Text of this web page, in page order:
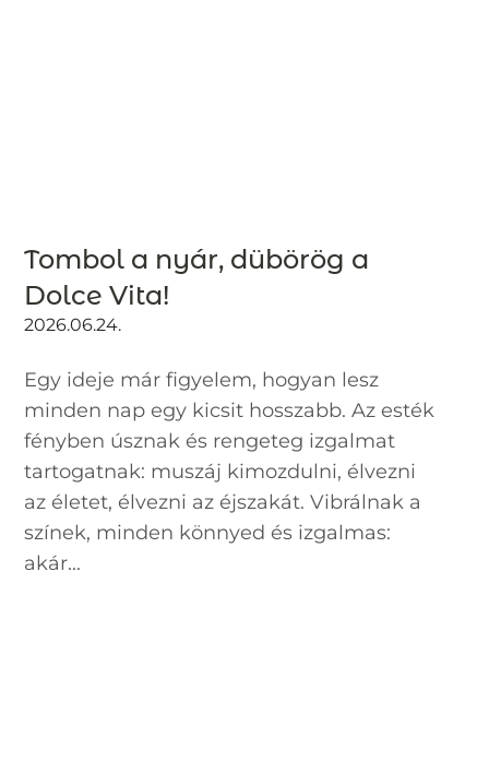
Tombol a nyár, dübörög a
Dolce Vita!
2026.06.24.
Egy ideje már figyelem, hogyan lesz
minden nap egy kicsit hosszabb. Az esték
fényben úsznak és rengeteg izgalmat
tartogatnak: muszáj kimozdulni, élvezni
az életet, élvezni az éjszakát. Vibrálnak a
színek, minden könnyed és izgalmas:
akár...